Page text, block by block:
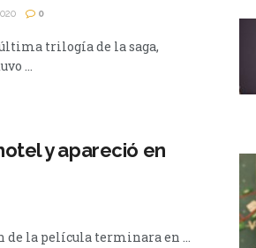
0
trilogía de la saga,
...
y apareció en
la película terminara en ...